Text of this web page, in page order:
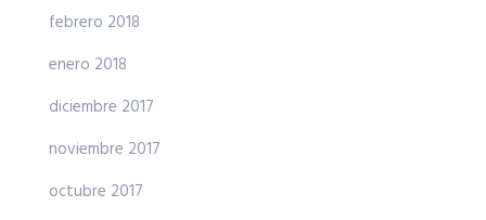
febrero 2018
enero 2018
diciembre 2017
noviembre 2017
octubre 2017